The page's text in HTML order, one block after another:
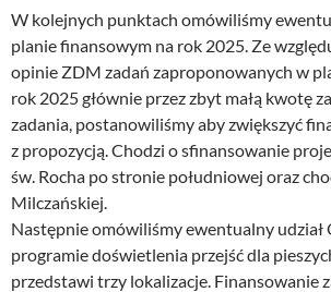
W kolejnych punktach omówiliśmy
planie finansowym na rok 2025. Ze
opinie ZDM zadań zaproponowanych w
rok 2025 głównie przez zbyt małą kwotę
zadania, postanowiliśmy aby zwiększyć
z propozycją. Chodzi o sfinansowanie
św. Rocha po stronie południowej oraz
Milczańskiej.
Następnie omówiliśmy ewentualny udział
programie doświetlenia przejść dla
przedstawi trzy lokalizacje. Finansowanie